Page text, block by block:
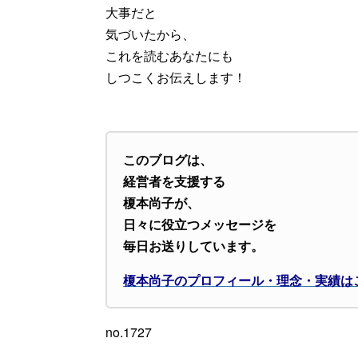
大事だと
気づいたから、
これを読むあなたにも
しつこくお伝えします！
このブログは、
経営者を支援する
榎本尚子が、
日々に役立つメッセージを
毎日お送りしています。
榎本尚子のプロフィール・理念・実績は
no.1727